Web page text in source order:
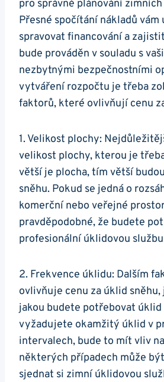
pro správné plánování
Přesné spočítání nákladů
spravovat financování a
bude prováděn v souladu s
nezbytnými bezpečnostními
vytváření rozpočtu je třeba
faktorů, které ovlivňují cenu
1. Velikost plochy:
velikost plochy, kterou je
větší je plocha, tím větší
sněhu. Pokud se jedná o
komerční nebo veřejné
pravděpodobné, že budete
profesionální úklidovou
2. Frekvence úklidu: Dalším
ovlivňuje cenu za úklid
jakou budete potřebovat úklid
vyžadujete okamžitý úklid v
intervalech, bude to mít vliv
některých případech může
sjednat si zimní úklidovou